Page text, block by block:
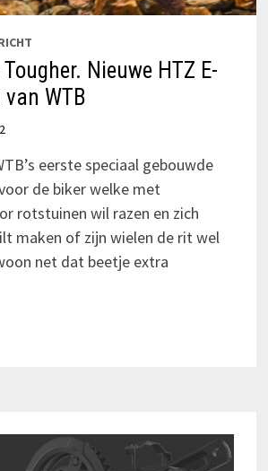
Nieuwe HTZ E-
WTB
eerste speciaal gebouwde
de biker welke met
rotstuinen wil razen en zich
maken of zijn wielen de rit wel
net dat beetje extra